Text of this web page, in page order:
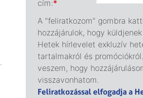
cím:*
A "feliratkozom" gombra
hozzájárulok, hogy
Hetek hírlevelet exkluzív
tartalmakról és
veszem, hogy
visszavonhatom.
Feliratkozással elfogadja a